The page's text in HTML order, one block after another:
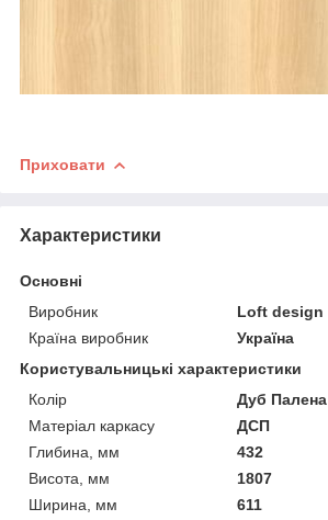
Приховати
Характеристики
Основні
Виробник
Loft design
Країна виробник
Україна
Користувальницькі характеристики
Колір
Дуб Палена
Матеріал каркасу
ДСП
Глибина, мм
432
Висота, мм
1807
Ширина, мм
611